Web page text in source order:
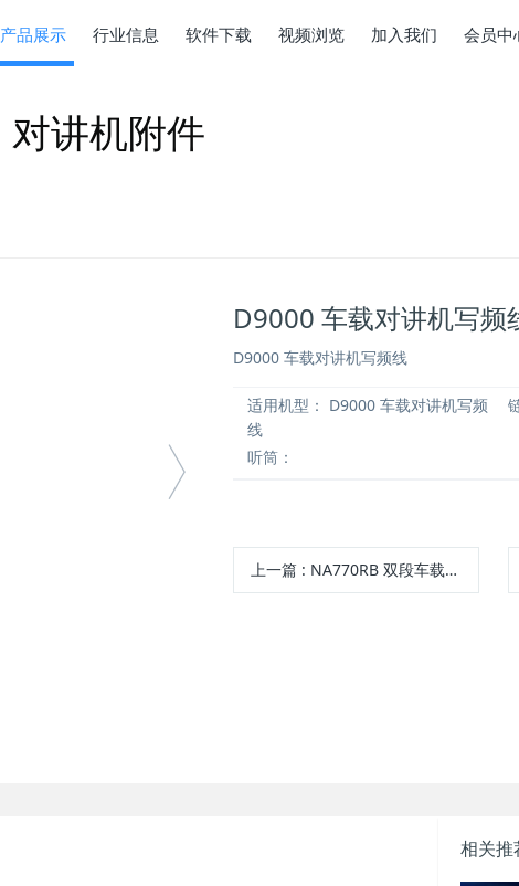
产品展示 行业信息 软件下载 视频浏览 加入我们 会员中
对讲机附件
D9000 车载对讲机写频
D9000 车载对讲机写频线
适用机型： D9000 车载对讲机写频
线
听筒：
上一篇: NA770RB 双段车载天线
相关推